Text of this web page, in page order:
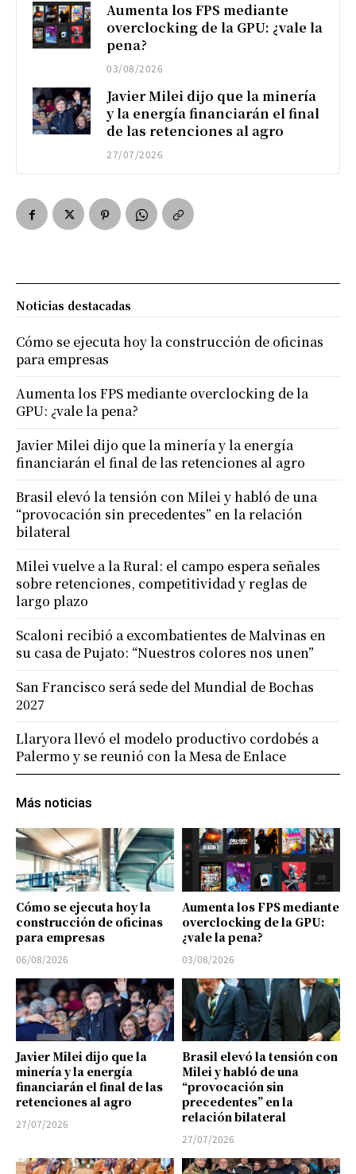
Aumenta los FPS mediante
overclocking de la GPU: ¿vale la
pena?
03/08/2026
Javier Milei dijo que la minería
y la energía financiarán el final
de las retenciones al agro
27/07/2026
Más noticias
Cómo se ejecuta hoy la
construcción de oficinas
para empresas
06/08/2026
Aumenta los FPS mediante
overclocking de la GPU:
¿vale la pena?
03/08/2026
Javier Milei dijo que la
minería y la energía
financiarán el final de las
retenciones al agro
27/07/2026
Brasil elevó la tensión con
Milei y habló de una
“provocación sin
precedentes” en la
relación bilateral
27/07/2026
Noticias destacadas
Cómo se ejecuta hoy la construcción de oficinas
para empresas
Aumenta los FPS mediante overclocking de la
GPU: ¿vale la pena?
Javier Milei dijo que la minería y la energía
financiarán el final de las retenciones al agro
Brasil elevó la tensión con Milei y habló de una
“provocación sin precedentes” en la relación
bilateral
Milei vuelve a la Rural: el campo espera señales
sobre retenciones, competitividad y reglas de
largo plazo
Scaloni recibió a excombatientes de Malvinas en
su casa de Pujato: “Nuestros colores nos unen”
San Francisco será sede del Mundial de Bochas
2027
Llaryora llevó el modelo productivo cordobés a
Palermo y se reunió con la Mesa de Enlace